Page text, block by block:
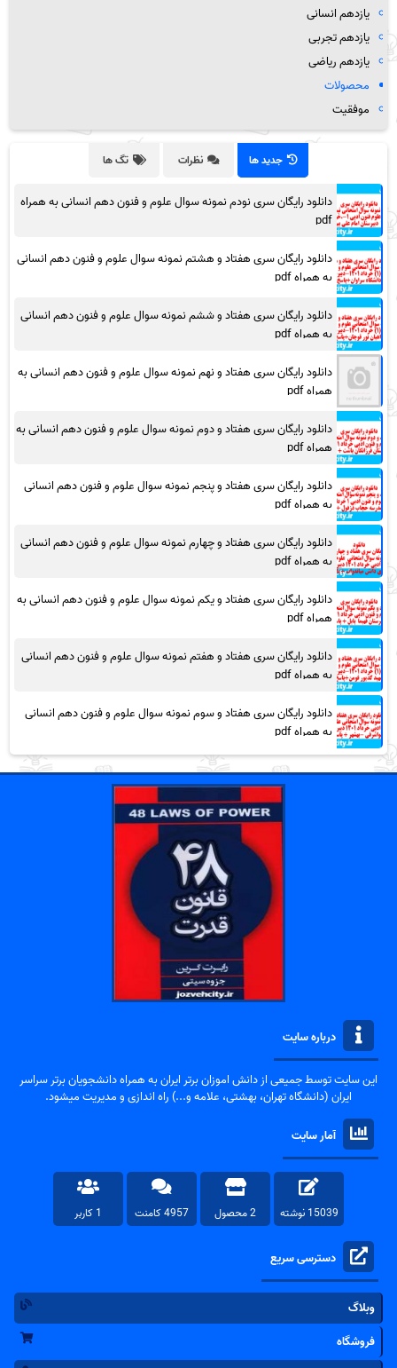
یازدهم انسانی
یازدهم تجربی
یازدهم ریاضی
محصولات
موفقیت
جدید ها نظرات تگ ها
دانلود رایگان سری نودم نمونه سوال علوم و فنون دهم انسانی به همراه
pdf
دانلود رایگان سری هفتاد و هشتم نمونه سوال علوم و فنون دهم انسانی
به همراه pdf
دانلود رایگان سری هفتاد و ششم نمونه سوال علوم و فنون دهم انسانی
به همراه pdf
دانلود رایگان سری هفتاد و نهم نمونه سوال علوم و فنون دهم انسانی به
همراه pdf
دانلود رایگان سری هفتاد و دوم نمونه سوال علوم و فنون دهم انسانی به
همراه pdf
دانلود رایگان سری هفتاد و پنجم نمونه سوال علوم و فنون دهم انسانی
به همراه pdf
دانلود رایگان سری هفتاد و چهارم نمونه سوال علوم و فنون دهم انسانی
به همراه pdf
دانلود رایگان سری هفتاد و یکم نمونه سوال علوم و فنون دهم انسانی به
همراه pdf
دانلود رایگان سری هفتاد و هفتم نمونه سوال علوم و فنون دهم انسانی
به همراه pdf
دانلود رایگان سری هفتاد و سوم نمونه سوال علوم و فنون دهم انسانی
به همراه pdf
درباره سایت
این سایت توسط جمیعی از دانش اموزان برتر ایران به همراه دانشجویان برتر سراسر
ایران (دانشگاه تهران، بهشتی، علامه و...) راه اندازی و مدیریت میشود.
آمار سایت
15039 نوشته 2 محصول 4957 کامنت 1 کاربر
دسترسی سریع
وبلاگ
فروشگاه